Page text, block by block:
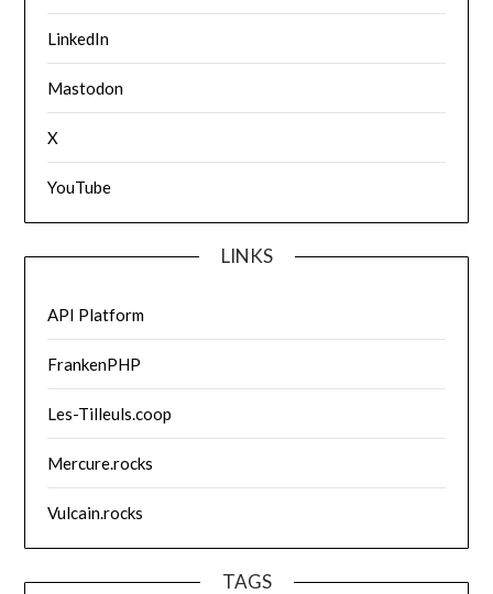
LinkedIn
Mastodon
X
YouTube
LINKS
API Platform
FrankenPHP
Les-Tilleuls.coop
Mercure.rocks
Vulcain.rocks
TAGS